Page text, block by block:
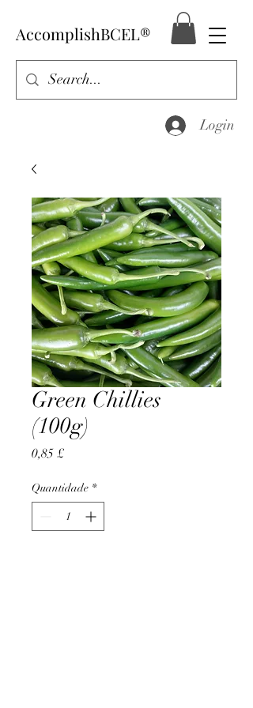
AccomplishBCEL®
Login
Green Chillies
(100g)
0,85 £Preço
Quantidade *